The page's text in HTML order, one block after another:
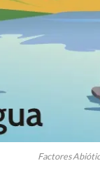
Factores